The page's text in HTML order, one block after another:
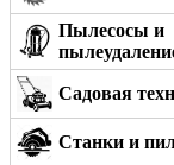
Пылесосы и
Садовая
Станки и